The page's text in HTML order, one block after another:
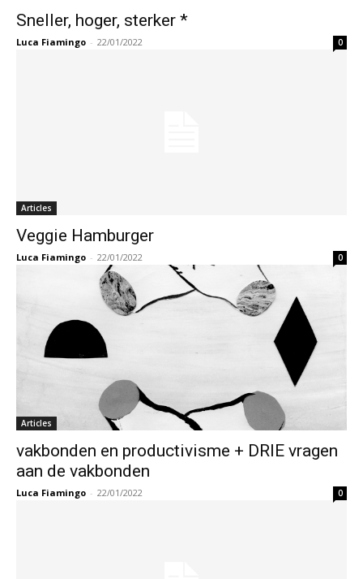
Sneller, hoger, sterker *
Luca Fiamingo - 22/01/2022 0
Articles
Veggie Hamburger
Luca Fiamingo - 22/01/2022 0
Articles
vakbonden en productivisme + DRIE vragen
aan de vakbonden
Luca Fiamingo - 22/01/2022 0